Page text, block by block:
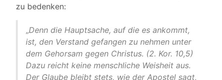
zu bedenken:
„Denn die Hauptsache, auf die es ankommt,
ist, den Verstand gefangen zu nehmen unter
dem Gehorsam gegen Christus. (2. Kor. 10,5)
Dazu reicht keine menschliche Weisheit aus.
Der Glaube bleibt stets, wie der Apostel sagt,